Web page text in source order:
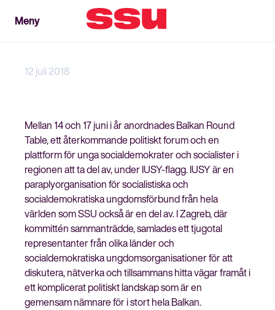
Stäng
MenyMeny
12 juli 2018
Mellan 14 och 17 juni i år anordnades Balkan Round
Table, ett återkommande politiskt forum och en
plattform för unga socialdemokrater och socialister i
regionen att ta del av, under IUSY-flagg. IUSY är en
paraplyorganisation för socialistiska och
socialdemokratiska ungdomsförbund från hela
världen som SSU också är en del av. I Zagreb, där
kommittén sammanträdde, samlades ett tjugotal
representanter från olika länder och
socialdemokratiska ungdomsorganisationer för att
diskutera, nätverka och tillsammans hitta vägar framåt i
ett komplicerat politiskt landskap som är en
gemensam nämnare för i stort hela Balkan.